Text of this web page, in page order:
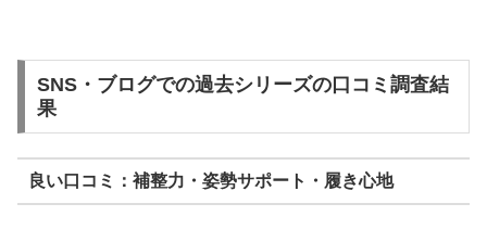
SNS・ブログでの過去シリーズの口コミ調査結
果
良い口コミ：補整力・姿勢サポート・履き心地